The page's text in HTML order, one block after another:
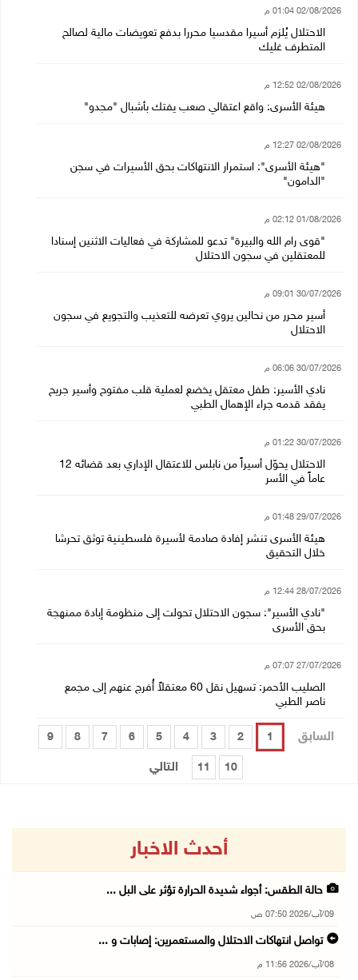
02/08/2026 01:04 م
الاحتلال يُلزم أسيرا مقدسيا محررا بدفع تعويضات مالية لصالح
المتطرف غليك
02/08/2026 12:52 م
هيئة الأسرى: واقع اعتقالي صعب يفتك بأشبال "مجدو"
02/08/2026 12:27 م
"هيئة الأسرى": استمرار الانتهاكات بحق الأسيرات في سجن
"الدامون"
01/08/2026 02:12 م
"قوى رام الله والبيرة" تدعو للمشاركة في فعاليات الاثنين إسنادا
للمعتقلين في سجون الاحتلال
30/07/2026 09:01 م
أسير محرر من نحالين يروي تعرضه للتعذيب والتجويع في سجون
الاحتلال
30/07/2026 06:06 م
نادي الأسير: طفل معتقل يخضع لعملية قلب مفتوح وأسير جريح
يفقد قدمه جراء الإهمال الطبي
30/07/2026 01:22 م
الاحتلال يحوّل أسيراً من نابلس للاعتقال الإداري بعد قضائه 12
عاماً في الأسر
29/07/2026 01:48 م
هيئة الأسرى تنشر إفادة صادمة لأسيرة فلسطينية توثق تحرشا
خلال التحقيق
28/07/2026 12:44 م
"نادي الأسير": سجون الاحتلال تحولت إلى منظومة إبادة ممنهجة
بحق الأسرى
27/07/2026 07:07 م
الصليب الأحمر: تسهيل نقل 60 معتقلاً أُفرج عنهم إلى مجمع
ناصر الطبي
السابق 1
2
3
4
5
6
7
8
9
10
11 التالي
أحدث الاخبار
حالة الطقس: أجواء شديدة الحرارة تؤثر على البل ...
09/آب/2026 07:50 ص
تواصل انتهاكات الاحتلال والمستعمرين: إصابات و ...
08/آب/2026 11:56 م